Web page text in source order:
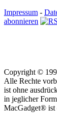
Impressum -
abonnieren
Copyright ©
Alle Rechte
ist ohne
in jeglicher
MacGadget® ist